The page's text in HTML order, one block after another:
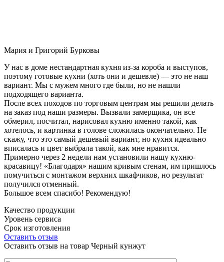
Мария и Григорий Бурковы
У нас в доме нестандартная кухня из-за короба и выступов,
поэтому готовые кухни (хоть они и дешевле) — это не наш
вариант. Мы с мужем много где были, но не нашли
подходящего варианта.
После всех походов по торговым центрам мы решили делать
на заказ под наши размеры. Вызвали замерщика, он все
обмерил, посчитал, нарисовал кухню именно такой, как
хотелось, и картинка в голове сложилась окончательно. Не
скажу, что это самый дешевый вариант, но кухня идеально
вписалась и цвет выбрала такой, как мне нравится.
Примерно через 2 недели нам установили нашу кухню-
красавицу! «Благодаря» нашим кривым стенам, им пришлось
помучиться с монтажом верхних шкафчиков, но результат
получился отменный.
Большое всем спасибо! Рекомендую!
Качество продукции
Уровень сервиса
Срок изготовления
Оставить отзыв
Оставить отзыв на товар Черный кунжут